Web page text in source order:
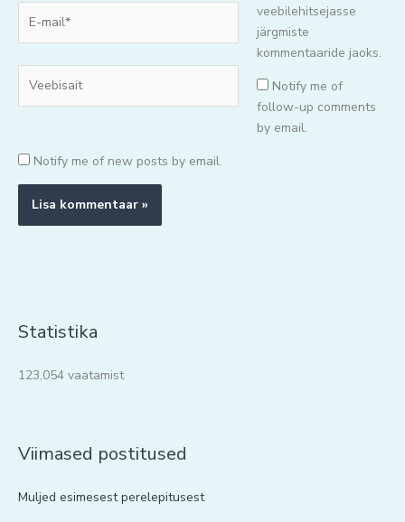
mail*
veebilehitsejasse
järgmiste
kommentaaride jaoks.
Notify me of
follow-up comments
by email.
Notify me of new posts by email.
Statistika
123,054 vaatamist
Viimased postitused
Muljed esimesest perelepitusest